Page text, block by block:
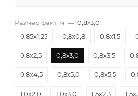
Размер факт, м — 0,8х3,0
0,85х1,25
0,8х0,8 0,8х1,5
0,8х2,5 0,8х3,0 0,8х3,5
0,8х4,5 0,8х5,0 0,8х5,5
1,0х2,0 1,0х3,0 1,5х2,3